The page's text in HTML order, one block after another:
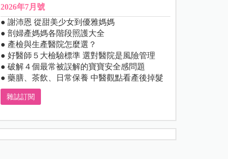
2026年7月號
● 謝沛恩 從甜美少女到優雅媽媽
● 剖婦產媽媽各階段照護大全
● 產檢與生產醫院怎麼選？
● 好醫師５大檢驗標準 選對醫院是風險管理
● 破解４個最常被誤解的寶寶安全感問題
● 藥膳、茶飲、日常保養 中醫觀點看產後掉髮
雜誌訂閱